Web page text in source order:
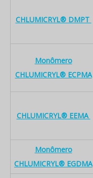
CHLUMICRYL® DMPT
Monômero
CHLUMICRYL® ECPMA
CHLUMICRYL® EEMA
Monômero
CHLUMICRYL® EGDMA